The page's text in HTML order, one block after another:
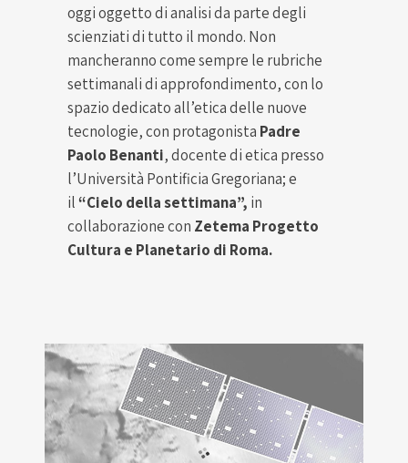
oggi oggetto di analisi da parte degli
scienziati di tutto il mondo. Non
mancheranno come sempre le rubriche
settimanali di approfondimento, con lo
spazio dedicato all’etica delle nuove
tecnologie, con protagonista Padre
Paolo Benanti, docente di etica presso
l’Università Pontificia Gregoriana; e
il“Cielo della settimana”, in
collaborazione con Zetema Progetto
Cultura e Planetario di Roma.